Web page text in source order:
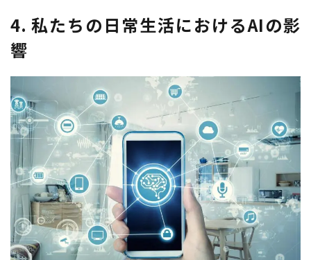
4. 私たちの日常生活におけるAIの影
響